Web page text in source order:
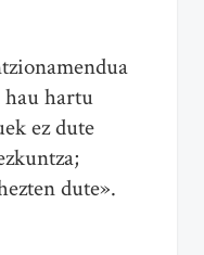
hau hartu
ez dute
dute».